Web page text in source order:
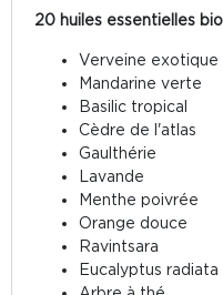
20 huiles essentielles
Verveine exotique
Mandarine verte
Basilic tropical
Cèdre de l'atlas
Gaulthérie
Lavande
Menthe poivrée
Orange douce
Ravintsara
Eucalyptus radiata